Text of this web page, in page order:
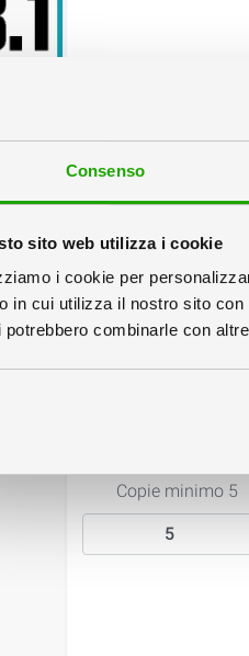
Consenso
sito web utilizza i cookie
i cookie per
in cui utilizza il nostro sito
potrebbero combinarle con
Scegli la
Copie minimo 5